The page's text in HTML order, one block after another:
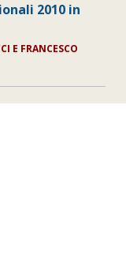
2010 in
E FRANCESCO